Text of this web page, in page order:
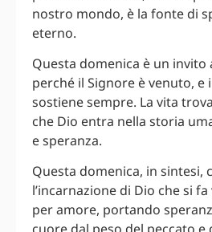
nostro mondo, è la fonte di
eterno.
Questa domenica è un invito
perché il Signore è venuto, e
sostiene sempre. La vita
che Dio entra nella storia
e speranza.
Questa domenica, in sintesi,
l’incarnazione di Dio che si
per amore, portando